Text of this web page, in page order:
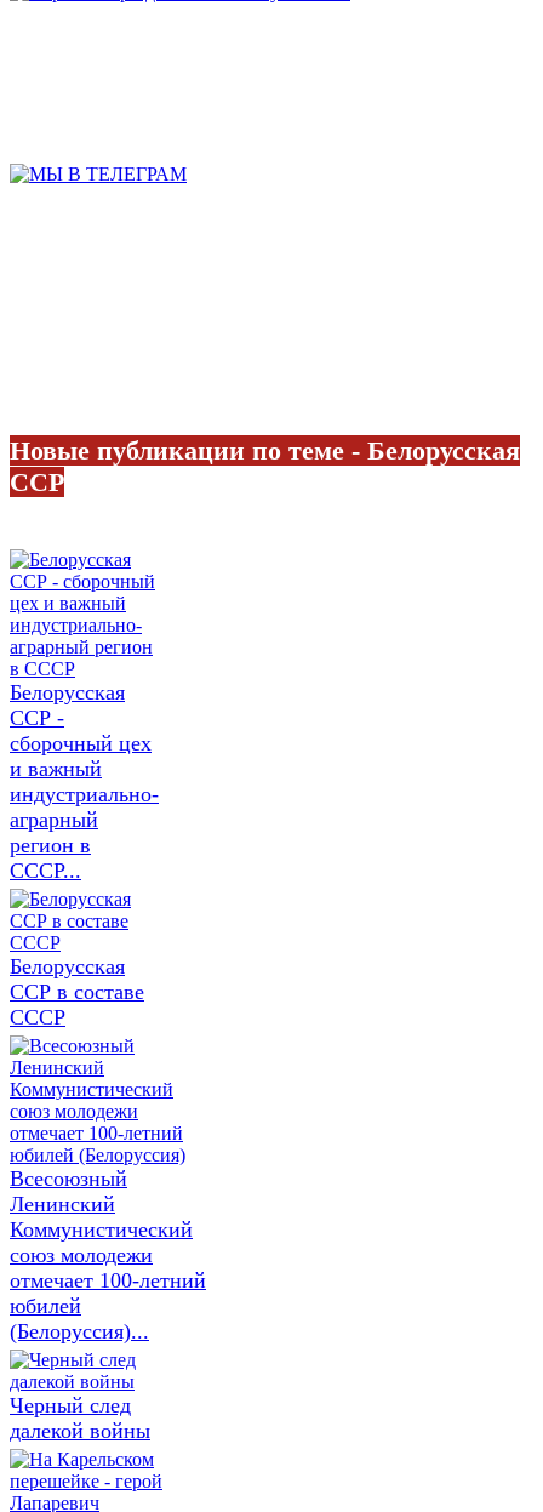
Новые публикации по теме - Белорусская
ССР
Белорусская
ССР -
сборочный цех
и важный
индустриально-
аграрный
регион в
СССР...
Белорусская
ССР в составе
СССР
Всесоюзный
Ленинский
Коммунистический
союз молодежи
отмечает 100-летний
юбилей
(Белоруссия)...
Черный след
далекой войны